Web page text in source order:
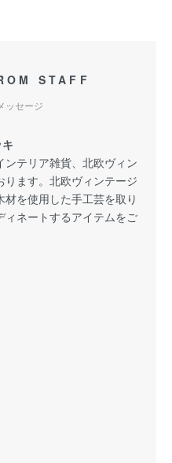
STAFF
ッセージ
テリア雑貨、北欧ヴィン
ます。北欧ヴィンテージ
を使用した手工芸を取り
ィネートするアイテムをご